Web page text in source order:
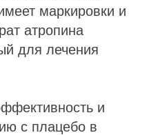
маркировки и
атропина
для лечения
и
с плацебо в